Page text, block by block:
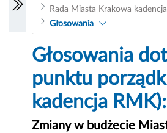
Rada Miasta Krakowa
Głosowania
Głosowania
punktu
kadencja RMK):
Zmiany w budżecie